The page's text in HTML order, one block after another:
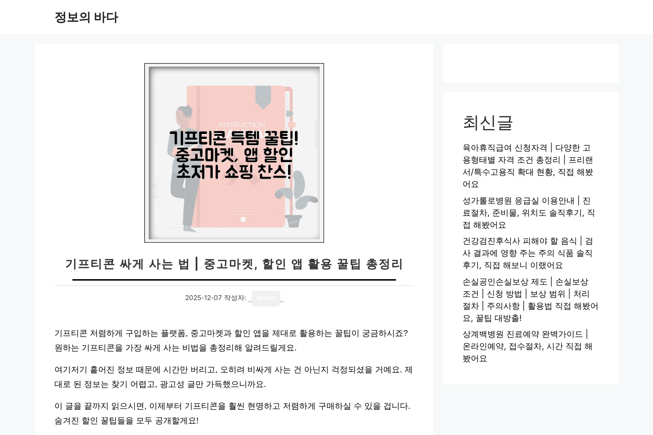
정보의 바다
기프티콘 싸게 사는 법 | 중고마켓, 할인 앱 활용 꿀팁 총정리
2025-12-07 작성자:
기프티콘 저렴하게 구입하는 플랫폼, 중고마켓과 할인 앱을 제대로 활용하는 꿀팁이 궁금하시죠?
원하는 기프티콘을 가장 싸게 사는 비법을 총정리해 알려드릴게요.
여기저기 흩어진 정보 때문에 시간만 버리고, 오히려 비싸게 사는 건 아닌지 걱정되셨을 거예요. 제
대로 된 정보는 찾기 어렵고, 광고성 글만 가득했으니까요.
이 글을 끝까지 읽으시면, 이제부터 기프티콘을 훨씬 현명하고 저렴하게 구매하실 수 있을 겁니다.
숨겨진 할인 꿀팁들을 모두 공개할게요!
최신글
육아휴직급여 신청자격 | 다양한 고
용형태별 자격 조건 총정리 | 프리랜
서/특수고용직 확대 현황, 직접 해봤
어요
성가롤로병원 응급실 이용안내 | 진
료절차, 준비물, 위치도 솔직후기, 직
접 해봤어요
건강검진후식사 피해야 할 음식 | 검
사 결과에 영향 주는 주의 식품 솔직
후기, 직접 해보니 이랬어요
손실공인손실보상 제도 | 손실보상
조건 | 신청 방법 | 보상 범위 | 처리
절차 | 주의사항 | 활용법 직접 해봤어
요, 꿀팁 대방출!
상계백병원 진료예약 완벽가이드 |
온라인예약, 접수절차, 시간 직접 해
봤어요